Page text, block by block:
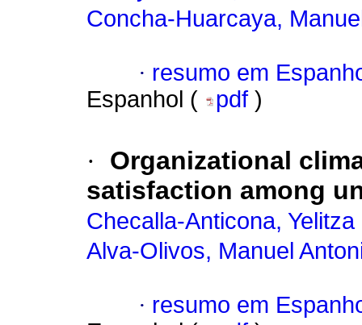
Concha-Huarcaya,
· resumo em
Espanhol (
pdf )
·
Organizational
satisfaction among
Checalla-Anticona, Yelitza
Alva-Olivos, Manuel
· resumo em